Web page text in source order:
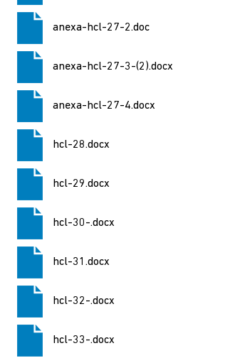
anexa-hcl-27-2.doc
anexa-hcl-27-3-(2).docx
anexa-hcl-27-4.docx
hcl-28.docx
hcl-29.docx
hcl-30-.docx
hcl-31.docx
hcl-32-.docx
hcl-33-.docx